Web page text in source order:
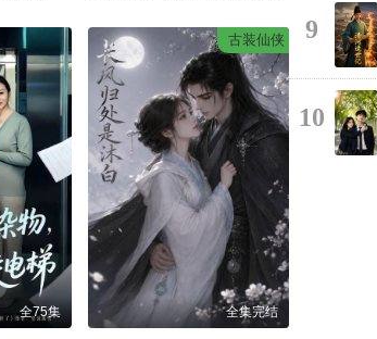
全75集
古装仙侠
全集完结
9
10